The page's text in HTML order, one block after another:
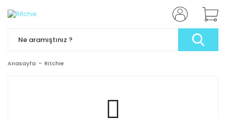
Anasayfa Ritchie